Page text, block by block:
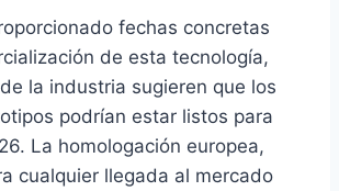
fechas concretas
de esta tecnología,
la industria sugieren que los
podrían estar listos para
La homologación europea,
cualquier llegada al mercado